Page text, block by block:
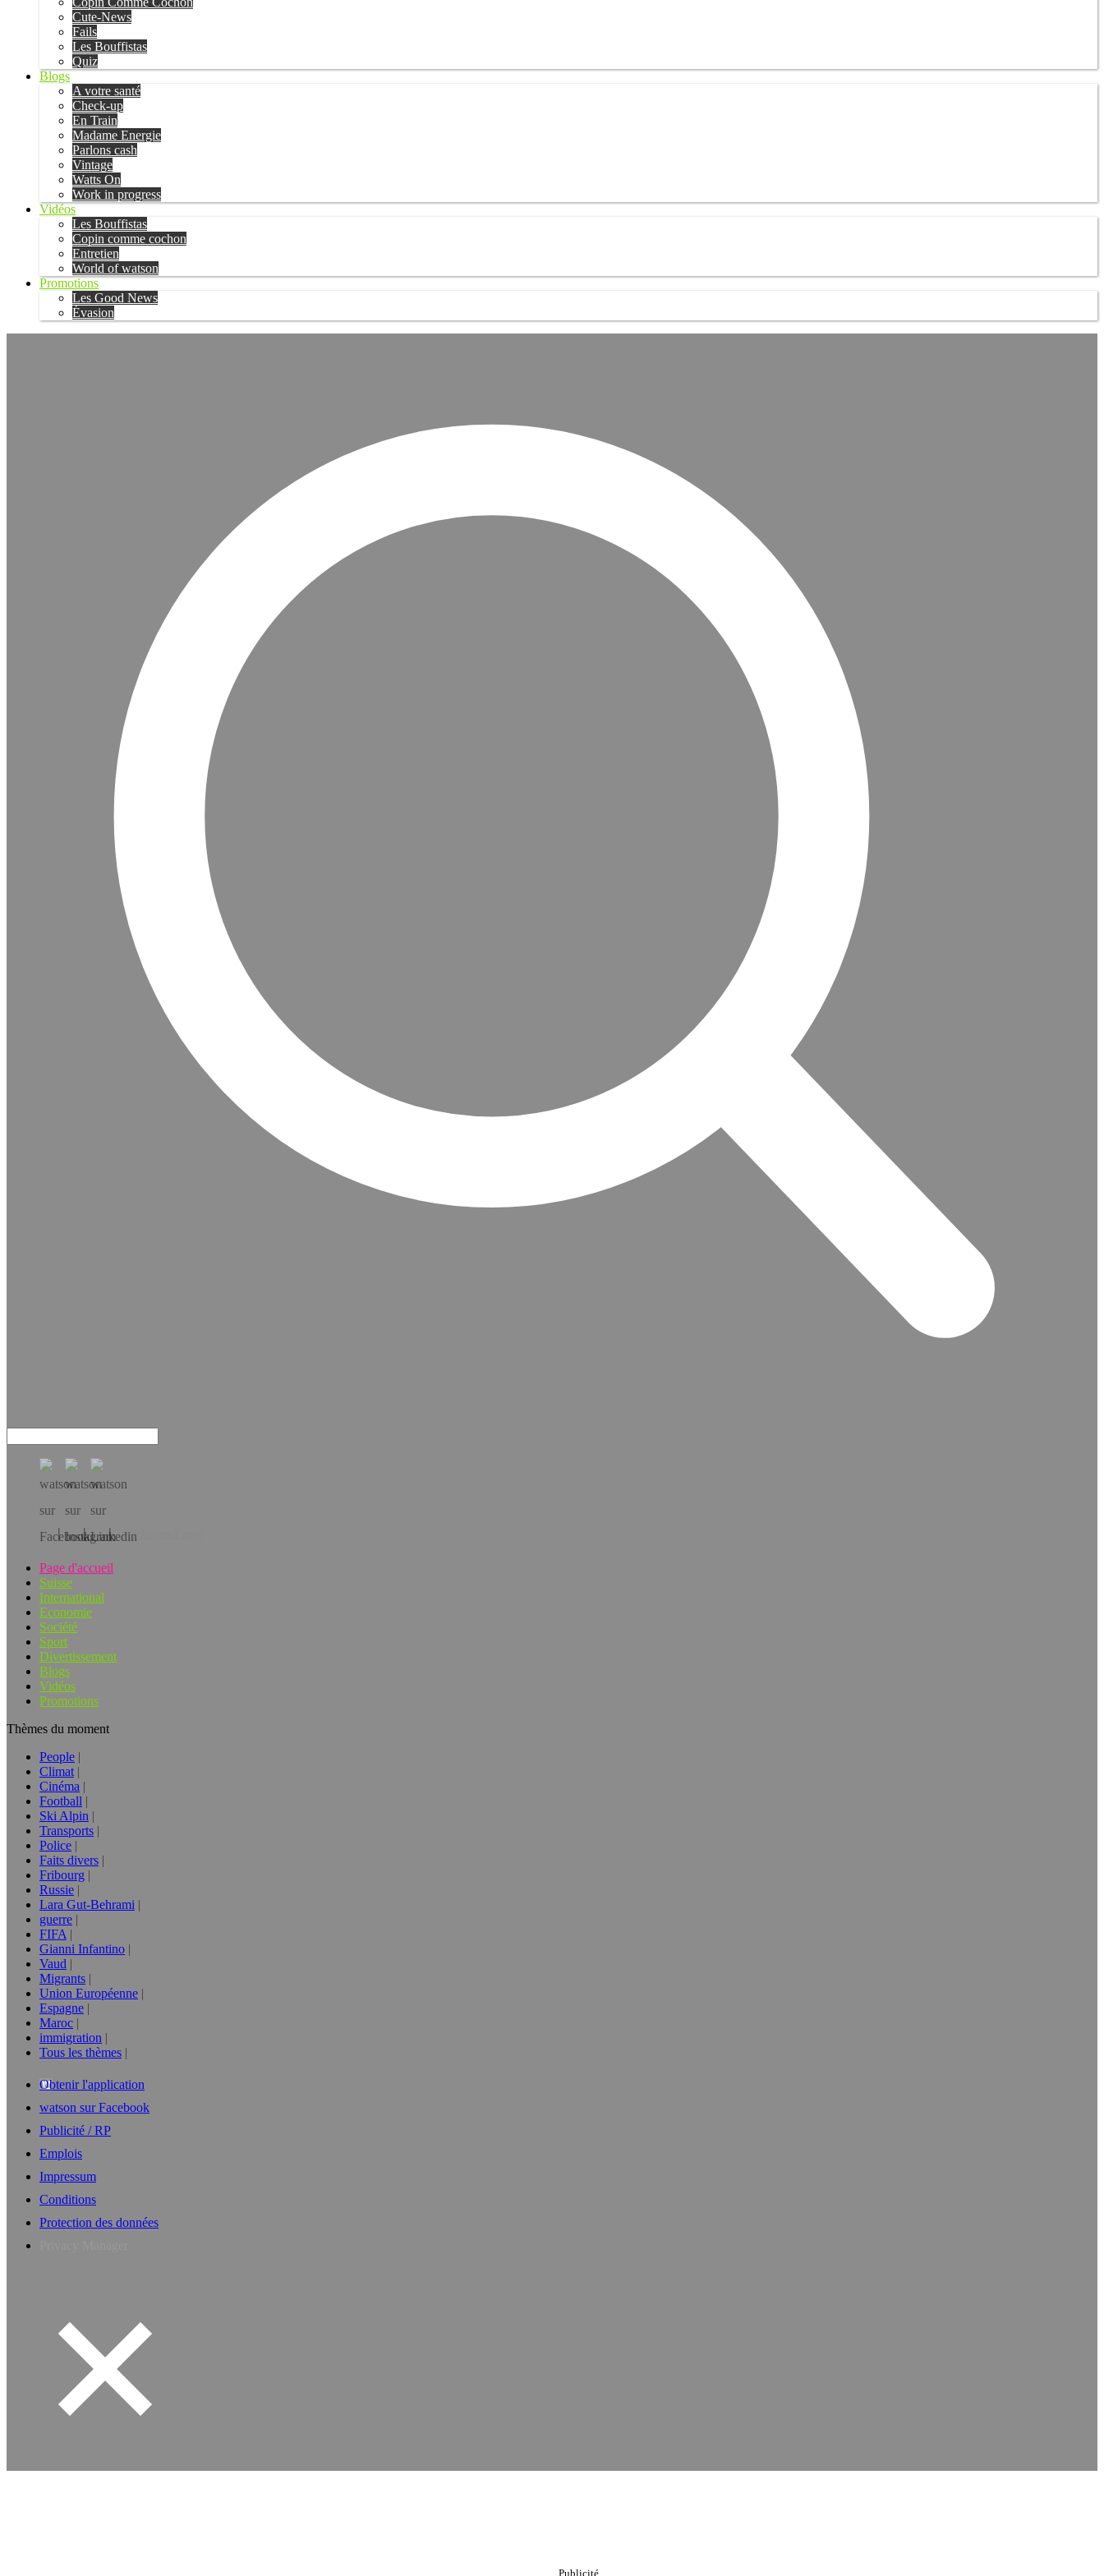
Cute-News
Fails
Les Bouffistas
Quiz
Blogs
A votre santé
Check-up
En Train
Madame Energie
Parlons cash
Vintage
Watts On
Work in progress
Vidéos
Les Bouffistas
Copin comme cochon
Entretien
World of watson
Promotions
Les Good News
Évasion
Téléchargez l’app!
Page d'accueil
Suisse
International
Economie
Société
Sport
Divertissement
Blogs
Vidéos
Promotions
Thèmes du moment
People
Climat
Cinéma
Football
Ski Alpin
Transports
Police
Faits divers
Fribourg
Russie
Lara Gut-Behrami
guerre
FIFA
Gianni Infantino
Vaud
Migrants
Union Européenne
Espagne
Maroc
immigration
Tous les thèmes
Obtenir l'application
watson sur Facebook
Publicité / RP
Emplois
Impressum
Conditions
Protection des données